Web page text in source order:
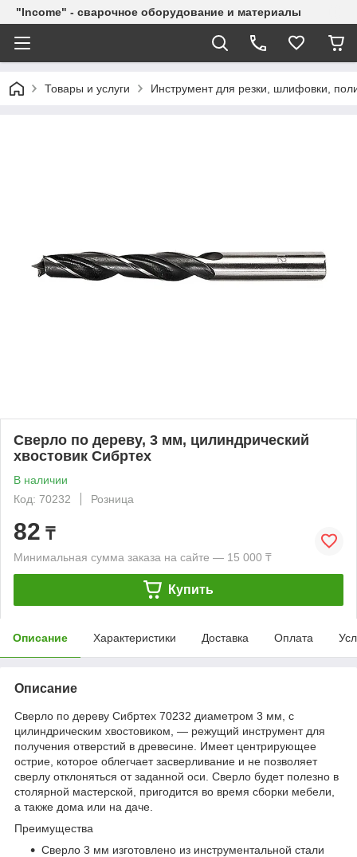
"Income" - сварочное оборудование и материалы
Товары и услуги Инструмент для резки, шлифовки,
Сверло по дереву, 3 мм, цилиндрический
хвостовик Сибртех
В наличии
Код: 70232
Розница
82 ₸
Минимальная сумма заказа на сайте — 15 000 ₸
Купить
Описание Характеристики Доставка Оплата
Описание
Сверло по дереву Сибртех 70232 диаметром 3 мм, с
цилиндрическим хвостовиком, — режущий инструмент для
получения отверстий в древесине. Имеет центрирующее
острие, которое облегчает засверливание и не позволяет
сверлу отклоняться от заданной оси. Сверло будет полезно в
столярной мастерской, пригодится во время сборки мебели,
а также дома или на даче.
Преимущества
Сверло 3 мм изготовлено из инструментальной стали